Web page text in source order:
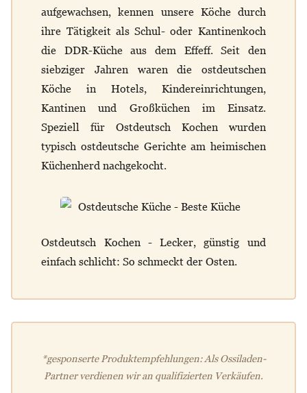
aufgewachsen, kennen unsere Köche durch
ihre Tätigkeit als Schul- oder Kantinenkoch
die DDR-Küche aus dem Effeff. Seit den
siebziger Jahren waren die ostdeutschen
Köche in Hotels, Kindereinrichtungen,
Kantinen und Großküchen im Einsatz.
Speziell für Ostdeutsch Kochen wurden
typisch ostdeutsche Gerichte am heimischen
Küchenherd nachgekocht.
Ostdeutsch Kochen - Lecker, günstig und
einfach schlicht: So schmeckt der Osten.
*gesponserte Produktempfehlungen: Als Ossiladen-
Partner verdienen wir an qualifizierten Verkäufen.